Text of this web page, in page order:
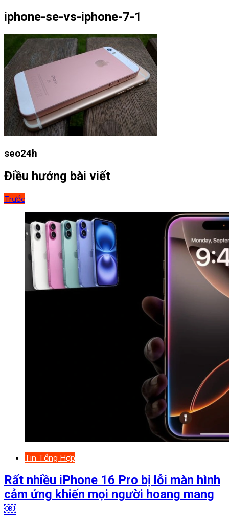
iphone-se-vs-iphone-7-1
seo24h
Điều hướng bài viết
Trước
Tin Tổng Hợp
Rất nhiều iPhone 16 Pro bị lỗi màn hình
cảm ứng khiến mọi người hoang mang
￼